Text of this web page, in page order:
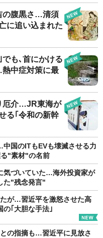
の腹黒さ…清須
に追い込まれた
も､首にかける
中症対策に最
厄介…JR東海が
る｢令和の新幹
国のITもEVも壊滅させる力
"素材"の名前
気づいていた…海外投資家が
た"残念発言"
が…習近平を激怒させた高
の｢大胆な手法｣
の指摘も…習近平に見放さ